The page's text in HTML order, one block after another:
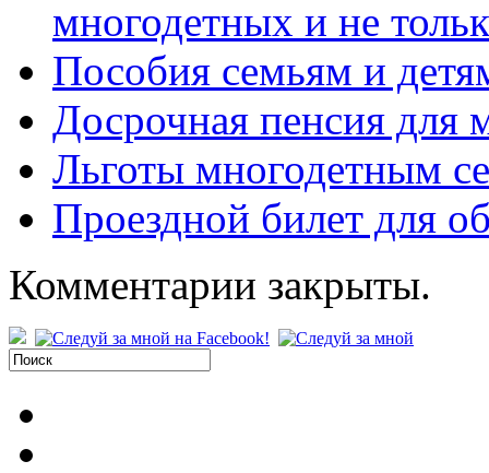
многодетных и не
Пособия семьям и
Досрочная пенсия для
Льготы многодетным
Проездной билет для
Комментарии закрыты.